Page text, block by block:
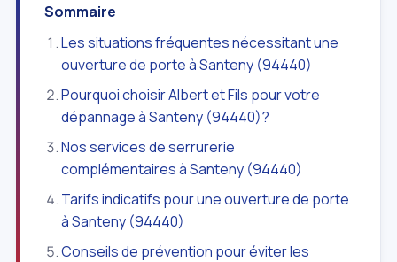
Sommaire
Les situations fréquentes nécessitant une
ouverture de porte à Santeny (94440)
Pourquoi choisir Albert et Fils pour votre
dépannage à Santeny (94440)?
Nos services de serrurerie
complémentaires à Santeny (94440)
Tarifs indicatifs pour une ouverture de porte
à Santeny (94440)
Conseils de prévention pour éviter les